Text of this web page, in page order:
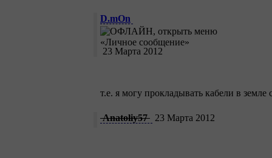
D.mOn
23 Марта 2012
т.е. я могу прокладывать кабели в
Anatoliy57 23 Марта 2012